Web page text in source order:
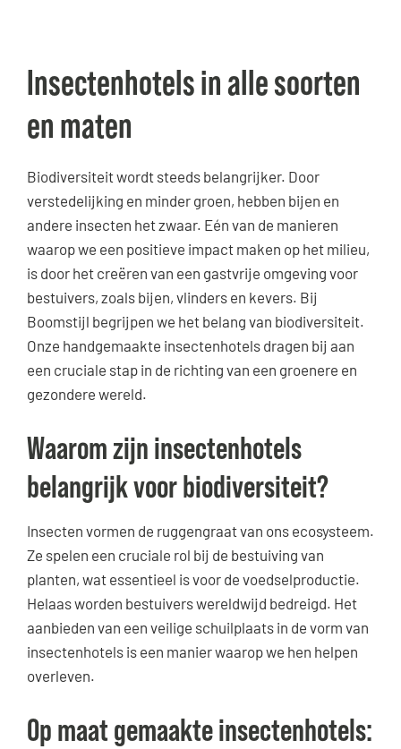
Insectenhotels in alle soorten
en maten
Biodiversiteit wordt steeds belangrijker. Door
verstedelijking en minder groen, hebben bijen en
andere insecten het zwaar. Eén van de manieren
waarop we een positieve impact maken op het milieu,
is door het creëren van een gastvrije omgeving voor
bestuivers, zoals bijen, vlinders en kevers. Bij
Boomstijl begrijpen we het belang van biodiversiteit.
Onze handgemaakte insectenhotels dragen bij aan
een cruciale stap in de richting van een groenere en
gezondere wereld.
Waarom zijn insectenhotels
belangrijk voor biodiversiteit?
Insecten vormen de ruggengraat van ons ecosysteem.
Ze spelen een cruciale rol bij de bestuiving van
planten, wat essentieel is voor de voedselproductie.
Helaas worden bestuivers wereldwijd bedreigd. Het
aanbieden van een veilige schuilplaats in de vorm van
insectenhotels is een manier waarop we hen helpen
overleven.
Op maat gemaakte insectenhotels: